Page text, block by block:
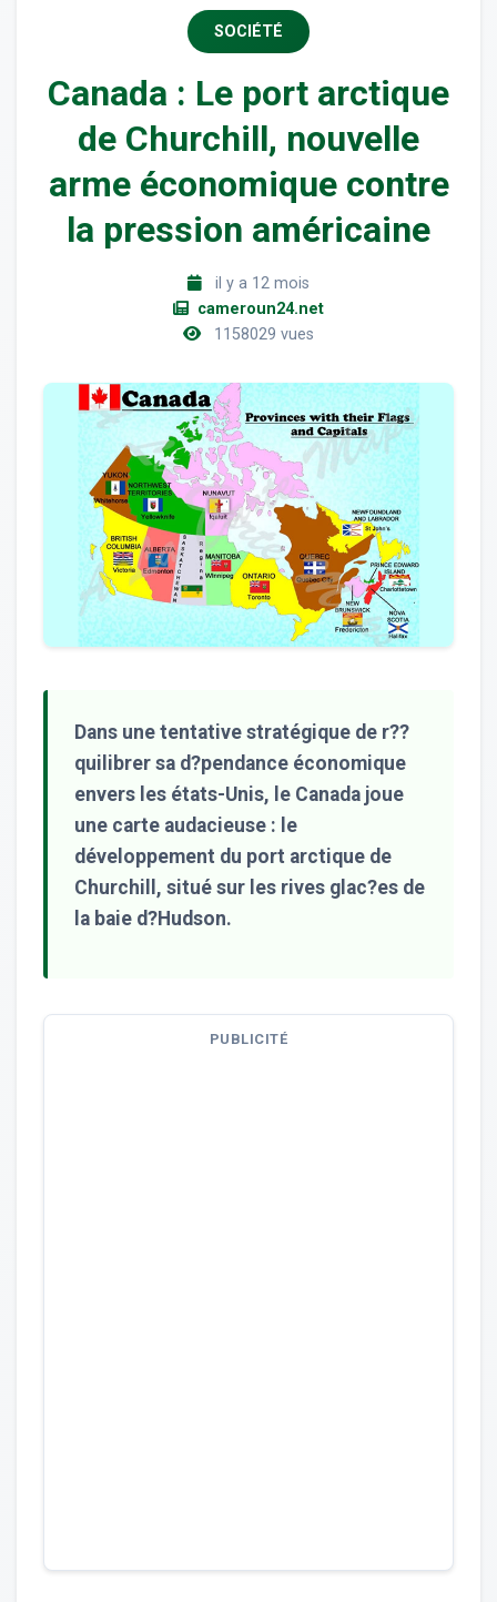
SOCIÉTÉ
Canada : Le port arctique
de Churchill, nouvelle
arme économique contre
la pression américaine
il y a 12 mois
cameroun24.net
1158029 vues
Dans une tentative stratégique de r??
quilibrer sa d?pendance économique
envers les états-Unis, le Canada joue
une carte audacieuse : le
développement du port arctique de
Churchill, situé sur les rives glac?es de
la baie d?Hudson.
PUBLICITÉ